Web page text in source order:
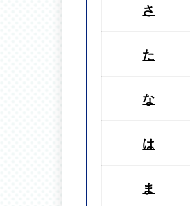
さ
た
な
は
ま